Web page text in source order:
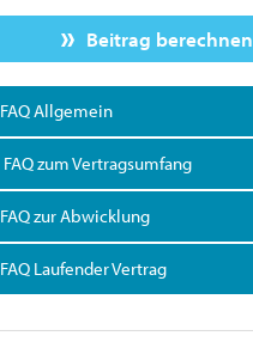
Beitrag berechnen
FAQ Allgemein
FAQ zum Vertragsumfang
FAQ zur Abwicklung
FAQ Laufender Vertrag